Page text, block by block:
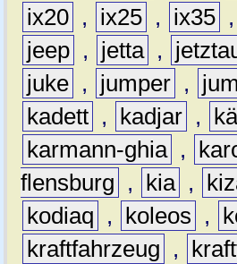
ix20 , ix25 , ix35 ,
jeep , jetta ,
juke , jumper ,
kadett , kadjar ,
karmann-ghia ,
flensburg
, kia ,
kodiaq
, koleos ,
kraftfahrzeug
,